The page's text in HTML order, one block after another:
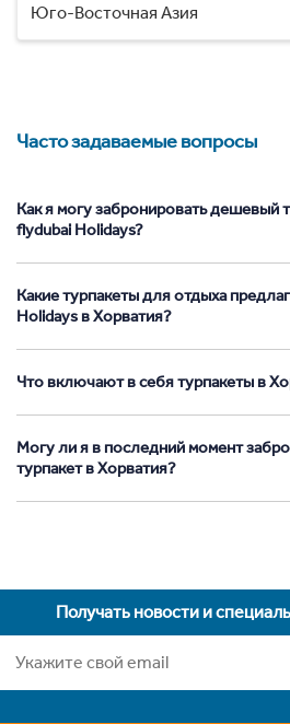
Юго-Восточная Азия
Часто задаваемые вопросы
Как я могу забронировать дешевый
flydubai Holidays?
Какие турпакеты для отдыха
Holidays в Хорватия?
Что включают в себя турпакеты в
Могу ли я в последний момент
турпакет в Хорватия?
Получать новости и